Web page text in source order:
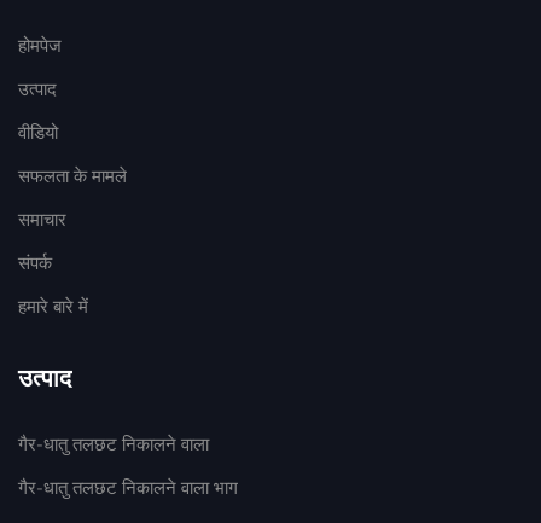
होमपेज
उत्पाद
वीडियो
सफलता के मामले
समाचार
संपर्क
हमारे बारे में
उत्पाद
गैर-धातु तलछट निकालने वाला
गैर-धातु तलछट निकालने वाला भाग